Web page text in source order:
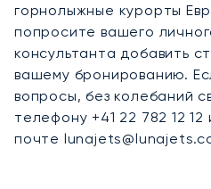
горнолыжные курорты
попросите вашего
консультанта добавить
вашему бронированию.
вопросы, без колебаний
телефону +41 22 782 12
почте